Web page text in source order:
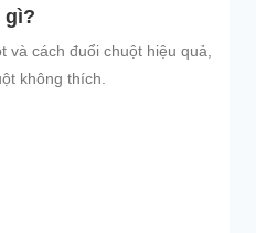
gì?
và cách đuổi chuột hiệu quả,
không thích.